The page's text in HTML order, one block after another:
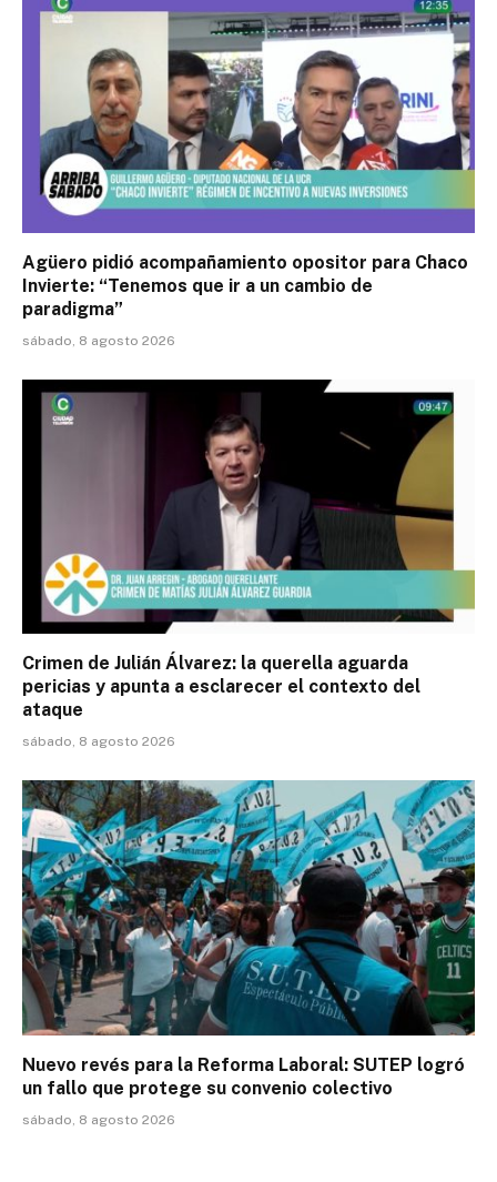
Agüero pidió acompañamiento opositor para Chaco
Invierte: “Tenemos que ir a un cambio de
paradigma”
sábado, 8 agosto 2026
Crimen de Julián Álvarez: la querella aguarda
pericias y apunta a esclarecer el contexto del
ataque
sábado, 8 agosto 2026
Nuevo revés para la Reforma Laboral: SUTEP logró
un fallo que protege su convenio colectivo
sábado, 8 agosto 2026